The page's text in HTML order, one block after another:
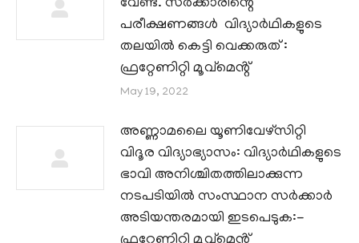
വേണ്ട. സർക്കാരിൻ്റെ
പരീക്ഷണങ്ങൾ വിദ്യാർഥികളുടെ
തലയിൽ കെട്ടി വെക്കരുത് :
ഫ്രറ്റേണിറ്റി മൂവ്മെൻ്റ്
May 19, 2022
അണ്ണാമലൈ യൂണിവേഴ്സിറ്റി
വിദൂര വിദ്യാഭ്യാസം: വിദ്യാർഥികളുടെ
ഭാവി അനിശ്ചിതത്തിലാക്കുന്ന
നടപടിയിൽ സംസ്ഥാന സർക്കാർ
അടിയന്തരമായി ഇടപെടുക:-